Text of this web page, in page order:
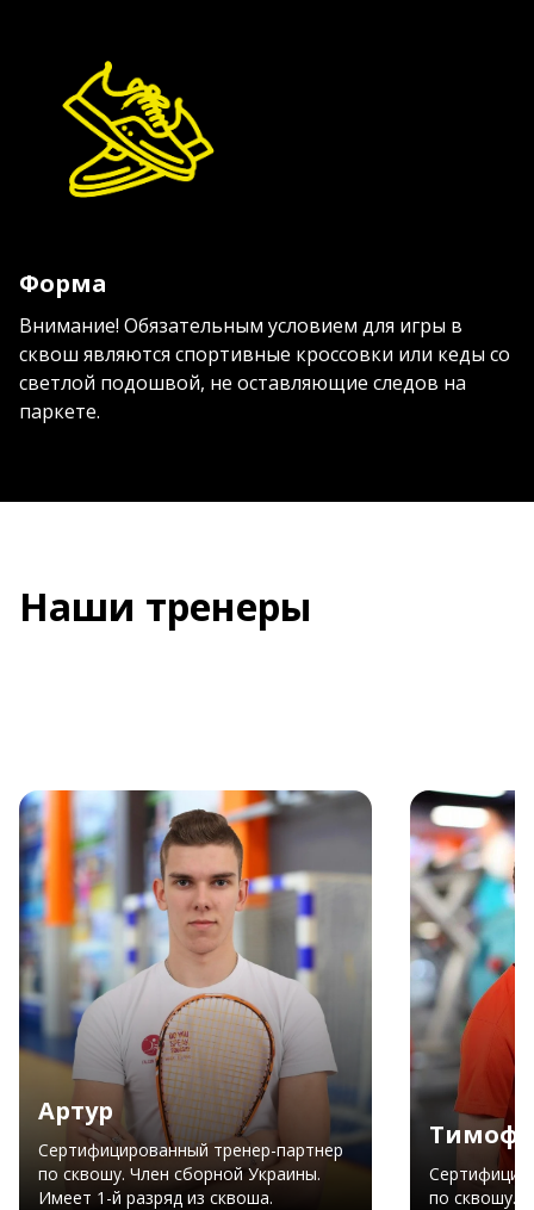
Форма
Внимание! Обязательным условием для игры в
сквош являются спортивные кроссовки или кеды со
светлой подошвой, не оставляющие следов на
паркете.
Наши тренеры
Артур
Сертифицированный тренер-партнер
по сквошу. Член сборной Украины.
Имеет 1-й разряд из сквоша.
по сквошу.